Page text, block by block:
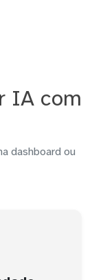
IA com
dashboard ou